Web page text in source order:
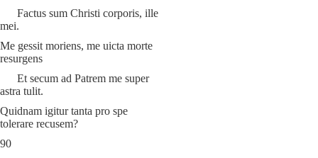
Factus sum Christi corporis, ille
mei.
Me gessit moriens, me uicta morte
resurgens
Et secum ad Patrem me super
astra tulit.
Quidnam igitur tanta pro spe
tolerare recusem?
90